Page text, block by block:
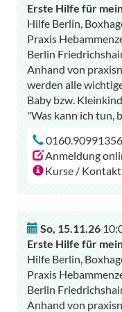
Erste Hilfe für
Hilfe Berlin,
Praxis
Berlin
Anhand von
werden alle
Baby bzw.
"Was kann ich tun,
0160.90991356
Anmeldung
Kurse / Kontakt
So, 15.11.26
Erste Hilfe für
Hilfe Berlin,
Praxis
Berlin
Anhand von